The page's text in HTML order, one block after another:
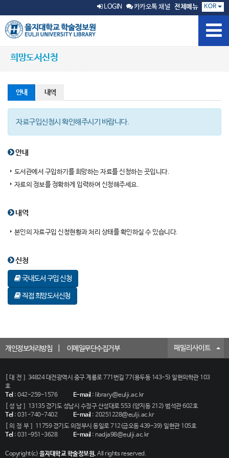
LOGIN 카카오톡 채널 전체메뉴 KOR
희망도서신청
안내 내역
자료구입신청시 확인해주시기 바랍니다.
안내
도서관에서 구입하기를 희망하는 자료를 신청하는 곳입니다.
자료의 정보를 정확하게 입력하여 신청해주세요.
내역
본인의 자료구입 신청현황과 처리 상태를 확인하실 수 있습니다.
신청
국내도서 구입 신청
직접 희망도서신청
개인정보처리방침 이메일무단수집거부 패밀리사이트
[대전]
34824 대전광역시 중구 계룡로 771번길 77(용두동 143-5) 일현의학관 103
호
Tel: 042-259-1576 E-mail: library@eulji.ac.kr
[성남]
13135 경기도 성남시 수정구 산성대로 553 (양지동 212) 범석관 602호
Tel: 031-740-7402 E-mail: 20251228@eulji.ac.kr
[의정부]
11759 경기도 의정부시 동일로 712(금오동 439-39) 일현관 105호
Tel: 031-951-3628 E-mail: nadja98@eulji.ac.kr
Copyright(c) 을지대학교 학술정보원. All rights reserved.